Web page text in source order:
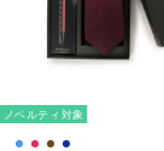
ノベルティ対象